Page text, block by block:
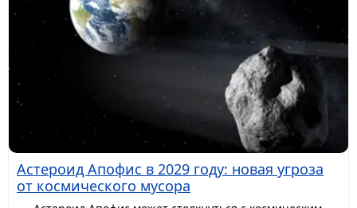
Астероид Апофис в 2029 году: новая угроза
от космического мусора